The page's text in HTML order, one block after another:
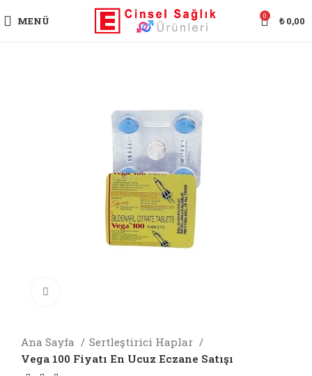
MENÜ 0 ₺0,00
Ana Sayfa
Sertleştirici Haplar
Vega 100 Fiyatı En Ucuz Eczane Satışı